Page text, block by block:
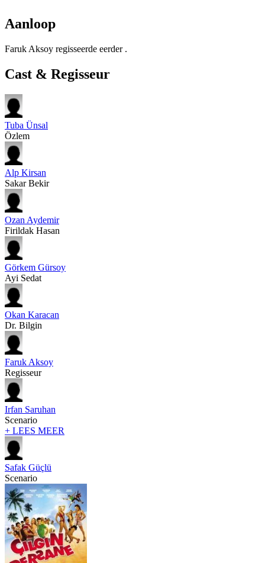
Aanloop
Faruk Aksoy regisseerde eerder .
Cast & Regisseur
Tuba Ünsal
Özlem
Alp Kirsan
Sakar Bekir
Ozan Aydemir
Firildak Hasan
Görkem Gürsoy
Ayi Sedat
Okan Karacan
Dr. Bilgin
Faruk Aksoy
Regisseur
Irfan Saruhan
Scenario
+ LEES MEER
Safak Güçlü
Scenario